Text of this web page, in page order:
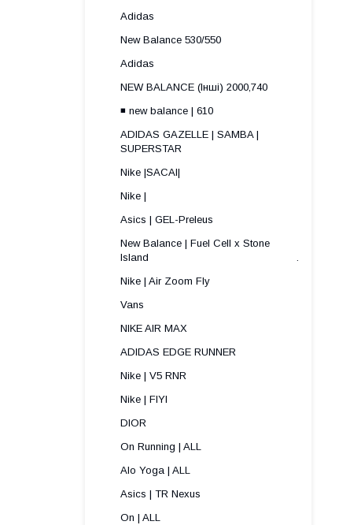
Adidas
New Balance 530/550
Adidas
NEW BALANCE (Інші) 2000,740
◾️ new balance | 610
ADIDAS GAZELLE | SAMBA |
SUPERSTAR
Nike |SACAI|
Nike |
Asics | GEL-Preleus
New Balance | Fuel Cell x Stone
Island .
Nike | Air Zoom Fly
Vans
NIKE AIR MAX
ADIDAS EDGE RUNNER
Nike | V5 RNR
Nike | FIYI
DIOR
On Running | ALL
Alo Yoga | ALL
Asics | TR Nexus
On | ALL